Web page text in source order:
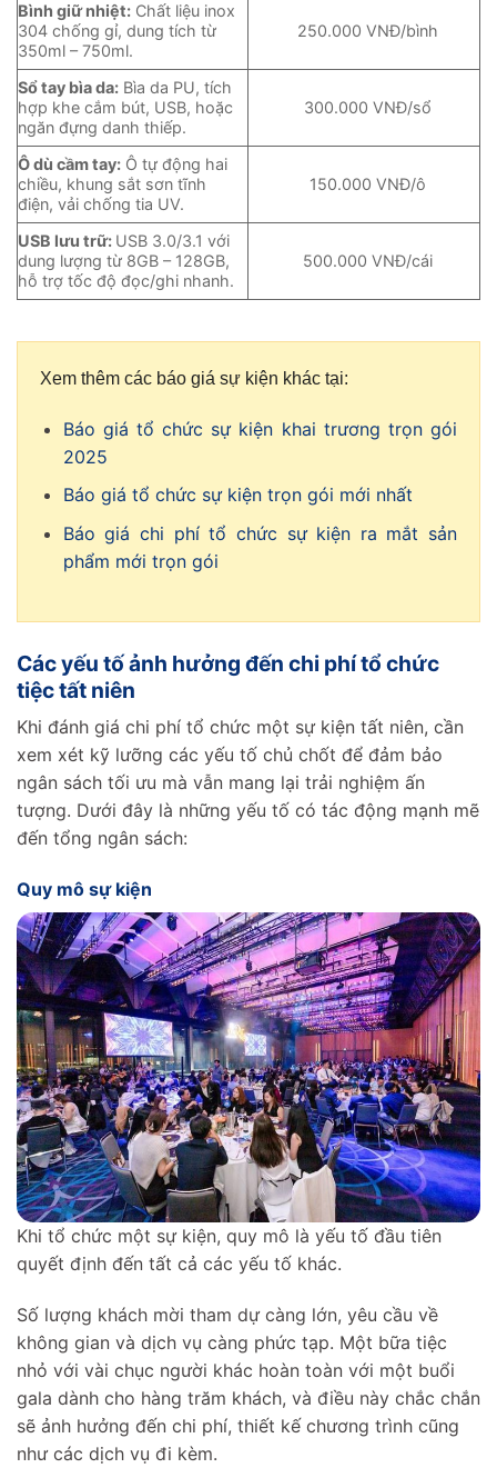
Bình giữ nhiệt: Chất liệu inox
304 chống gỉ, dung tích từ
350ml – 750ml.
250.000 VNĐ/bình
Sổ tay bìa da: Bìa da PU, tích
hợp khe cắm bút, USB, hoặc
ngăn đựng danh thiếp.
300.000 VNĐ/sổ
Ô dù cầm tay: Ô tự động hai
chiều, khung sắt sơn tĩnh
điện, vải chống tia UV.
150.000 VNĐ/ô
USB lưu trữ: USB 3.0/3.1 với
dung lượng từ 8GB – 128GB,
hỗ trợ tốc độ đọc/ghi nhanh.
500.000 VNĐ/cái
Xem thêm các báo giá sự kiện khác tại:
Báo giá tổ chức sự kiện khai trương trọn gói
2025
Báo giá tổ chức sự kiện trọn gói mới nhất
Báo giá chi phí tổ chức sự kiện ra mắt sản
phẩm mới trọn gói
Các yếu tố ảnh hưởng đến chi phí tổ chức
tiệc tất niên
Khi đánh giá chi phí tổ chức một sự kiện tất niên, cần
xem xét kỹ lưỡng các yếu tố chủ chốt để đảm bảo
ngân sách tối ưu mà vẫn mang lại trải nghiệm ấn
tượng. Dưới đây là những yếu tố có tác động mạnh mẽ
đến tổng ngân sách:
Quy mô sự kiện
Khi tổ chức một sự kiện, quy mô là yếu tố đầu tiên
quyết định đến tất cả các yếu tố khác.
Số lượng khách mời tham dự càng lớn, yêu cầu về
không gian và dịch vụ càng phức tạp. Một bữa tiệc
nhỏ với vài chục người khác hoàn toàn với một buổi
gala dành cho hàng trăm khách, và điều này chắc chắn
sẽ ảnh hưởng đến chi phí, thiết kế chương trình cũng
như các dịch vụ đi kèm.